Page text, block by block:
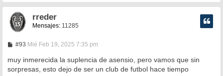
rreder
Mensajes: 11285
#93M
n
s
a
Mié Feb 19, 2025 7:35 pm
muy inmerecida la suplencia de asensio, pero vamos que sin
sorpresas, esto dejo de ser un club de futbol hace tiempo